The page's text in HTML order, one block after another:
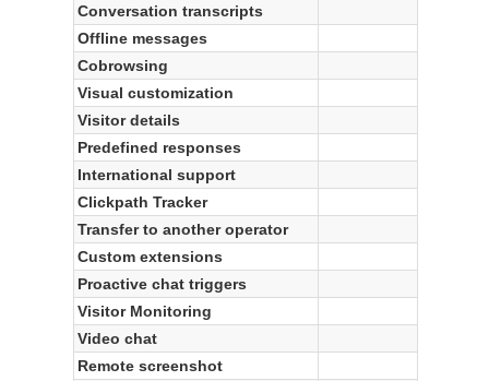
Conversation transcripts
Offline messages
Cobrowsing
Visual customization
Visitor details
Predefined responses
International support
Clickpath Tracker
Transfer to another operator
Custom extensions
Proactive chat triggers
Visitor Monitoring
Video chat
Remote screenshot